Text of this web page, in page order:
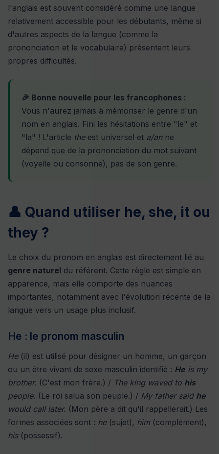
l'anglais est souvent considéré comme une langue
relativement accessible pour les débutants, même si
d'autres aspects de la langue (comme la
prononciation et le vocabulaire) présentent leurs
propres difficultés.
🎉 Bonne nouvelle pour les francophones :
Vous n'aurez jamais à mémoriser le genre d'un
nom en anglais. Fini les hésitations entre "le" et
"la" ! L'article theest universel et a/anne
dépend que de la prononciation du mot suivant
(voyelle ou consonne), pas de son genre.
👤 Quand utiliser he, she, it ou
they ?
Le choix du pronom en anglais est directement lié au
genre naturel du référent. Cette règle est simple en
apparence, mais elle comporte des nuances
importantes, notamment avec l'évolution récente de la
langue vers un usage plus inclusif.
He : le pronom masculin
He(il) est utilisé pour désigner un homme, un garçon
ou un être vivant de sexe masculin identifié : He is my
brother. (C'est mon frère.) / The king waved to his
people. (Le roi salua son peuple.) / My father said he
would call later. (Mon père a dit qu'il rappellerait.) Les
formes associées sont : he(sujet), him (complément),
his(possessif).